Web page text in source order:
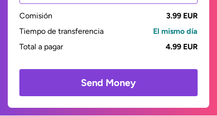
Comisión
3.99 EUR
Tiempo de transferencia
El mismo día
Total a pagar
4.99 EUR
Send Money